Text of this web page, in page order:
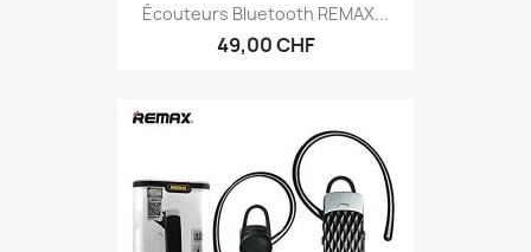
Écouteurs Bluetooth REMAX...
49,00 CHF